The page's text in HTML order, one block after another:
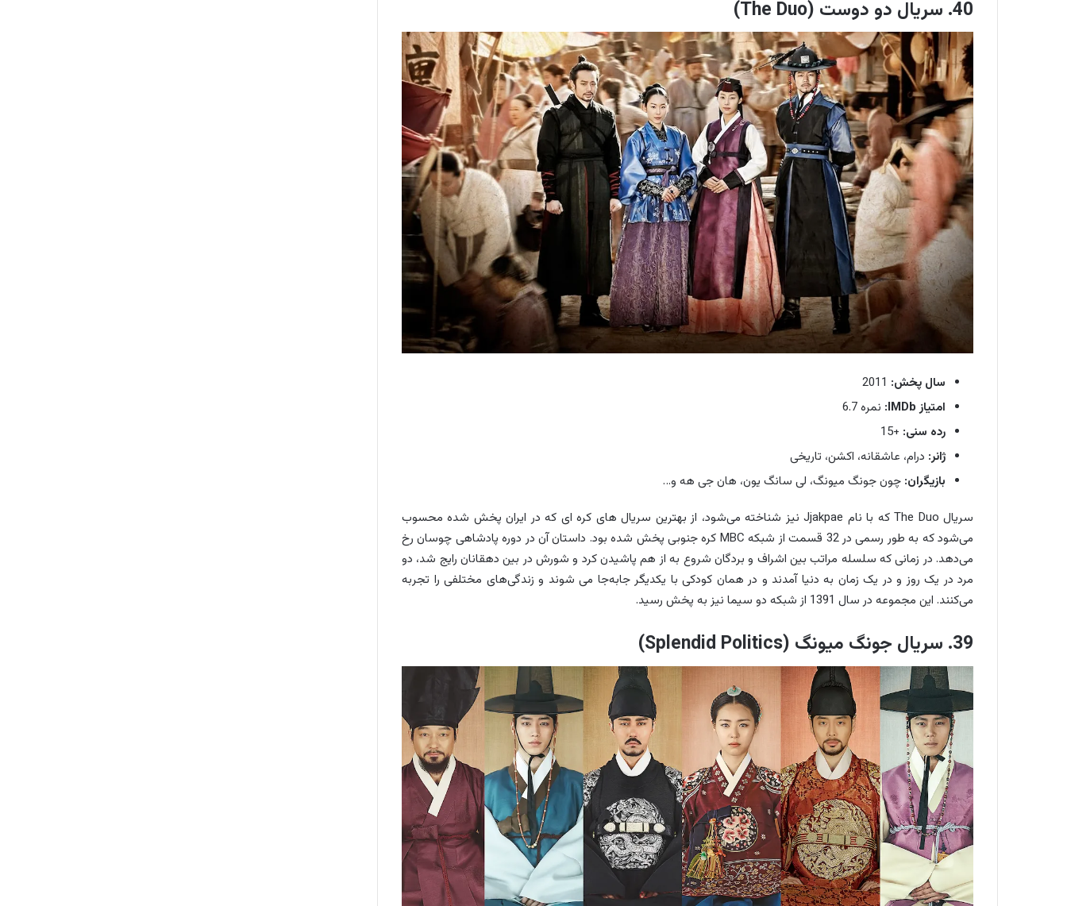
40. سریال دو دوست (The Duo)
سال پخش:
امتیاز IMDb:
نمره 6.7
رده سنی: +15
ژانر: درام، عاشقانه، اکشن، تاریخی
بازیگران: چون جونگ میونگ، لی سانگ یون، هان جی هه و…
سریال The Duo که با نام Jjakpae نیز شناخته می‌شود، از بهترین سریال های کره ای که در ایران پخش شده محسوب
می‌شود که به طور رسمی در 32 قسمت از شبکه MBC کره جنوبی پخش شده بود. داستان آن در دوره پادشاهی چوسان رخ
می‌دهد. در زمانی که سلسله مراتب بین اشراف و بردگان شروع به از هم پاشیدن کرد و شورش در بین دهقانان رایج شد، دو
مرد در یک روز و در یک زمان به دنیا آمدند و در همان کودکی با یکدیگر جابه‌جا می شوند و زندگی‌های مختلفی را تجربه
می‌کنند. این مجموعه در سال 1391 از شبکه دو سیما نیز به پخش رسید.
39. سریال جونگ میونگ (Splendid Politics)